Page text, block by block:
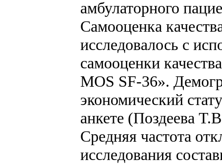
амбулаторного
Самооценка
исследовалось с
самооценки
MOS SF-36».
экономический
анкете (Поздеева
Средняя частота
исследования